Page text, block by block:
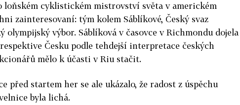
loňském cyklistickém mistrovství světa v americkém
zainteresovaní: tým kolem Sáblíkové, Český svaz
olympijský výbor. Sáblíková v časovce v Richmondu dojela
Česku podle tehdejší interpretace českých
mělo k účasti v Riu stačit.
před startem her se ale ukázalo, že radost z úspěchu
byla lichá.